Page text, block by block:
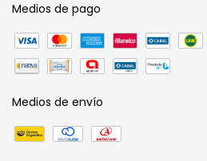
Medios de pago
Medios de envío